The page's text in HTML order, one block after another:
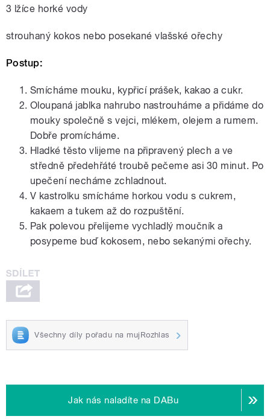
3 lžíce horké vody
strouhaný kokos nebo posekané vlašské ořechy
Postup:
Smícháme mouku, kypřicí prášek, kakao a cukr.
Oloupaná jablka nahrubo nastrouháme a přidáme do
mouky společně s vejci, mlékem, olejem a rumem.
Dobře promícháme.
Hladké těsto vlijeme na připravený plech a ve
středně předehřáté troubě pečeme asi 30 minut. Po
upečení necháme zchladnout.
V kastrolku smícháme horkou vodu s cukrem,
kakaem a tukem až do rozpuštění.
Pak polevou přelijeme vychladlý moučník a
posypeme buď kokosem, nebo sekanými ořechy.
Všechny díly pořadu na mujRozhlas
Jak nás naladíte na DABu